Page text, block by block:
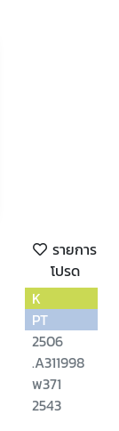
รายการ
โปรด
K
PT
2506
.A311998
พ371
2543